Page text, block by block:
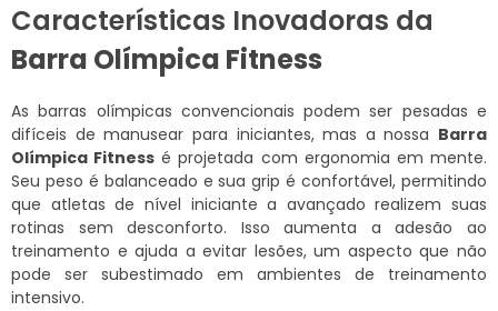
Características Inovadoras da
Barra Olímpica Fitness
As barras olímpicas convencionais podem ser pesadas e
difíceis de manusear para iniciantes, mas a nossa Barra
Olímpica Fitness é projetada com ergonomia em mente.
Seu peso é balanceado e sua grip é confortável, permitindo
que atletas de nível iniciante a avançado realizem suas
rotinas sem desconforto. Isso aumenta a adesão ao
treinamento e ajuda a evitar lesões, um aspecto que não
pode ser subestimado em ambientes de treinamento
intensivo.